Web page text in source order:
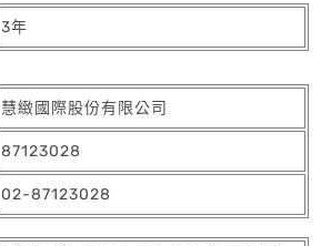
3年
慧緻國際股份有限公司
87123028
02-87123028